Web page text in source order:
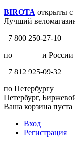
BIROTA открыты с
Лучший
+7 800 250-27-10
по
и России
+7 812 925-09-32
по Петербургу
Петербург,
Ваша корзина пуста
Вход
Регистрация